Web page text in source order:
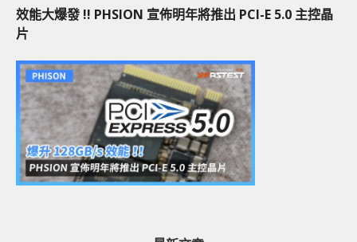
效能大爆發 !! PHSION 宣佈明年將推出 PCI-E 5.0 主控晶
片